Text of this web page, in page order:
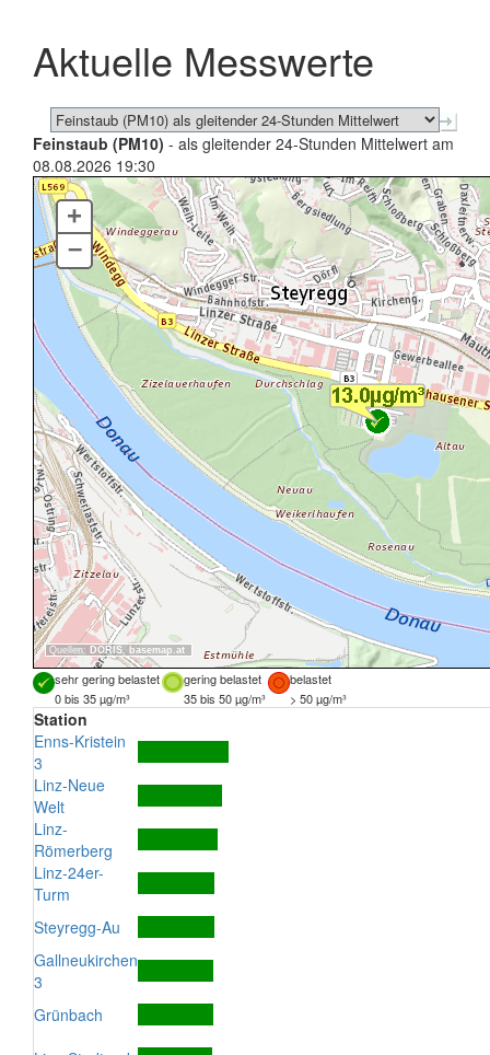
schließen
Aktuelle Messwerte
Feinstaub (PM10) - als gleitender 24-Stunden Mittelwert am
08.08.2026 19:30
Quellen: DORIS, basemap.at
+
–
sehr gering belastet gering belastet
belastet
0 bis 35 µg/m³
35 bis 50 µg/m³ > 50 µg/m³
Station
Enns-Kristein
3
Linz-Neue
Welt
Linz-
Römerberg
Linz-24er-
Turm
Steyregg-Au
Gallneukirchen
3
Grünbach